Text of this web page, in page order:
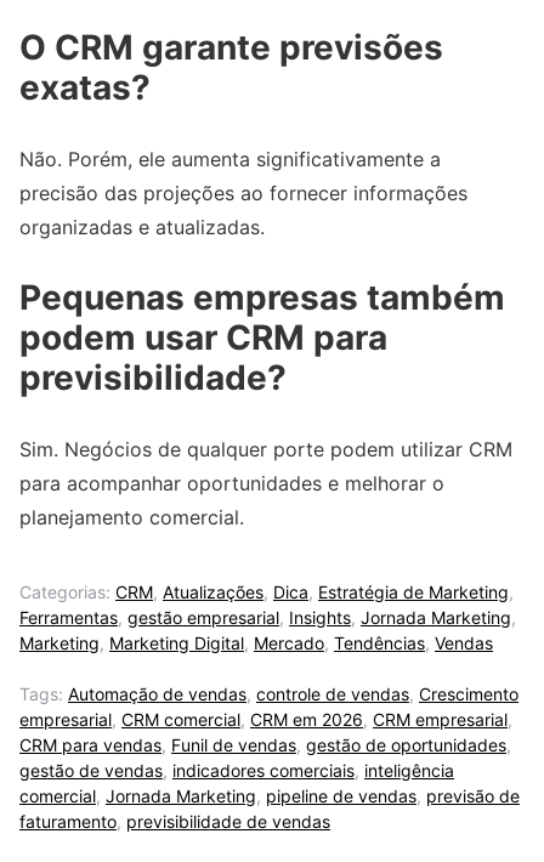
O CRM garante previsões
exatas?
Não. Porém, ele aumenta significativamente a
precisão das projeções ao fornecer informações
organizadas e atualizadas.
Pequenas empresas também
podem usar CRM para
previsibilidade?
Sim. Negócios de qualquer porte podem utilizar CRM
para acompanhar oportunidades e melhorar o
planejamento comercial.
Categorias: CRM, Atualizações, Dica, Estratégia de Marketing,
Ferramentas, gestão empresarial, Insights, Jornada Marketing,
Marketing, Marketing Digital, Mercado, Tendências, Vendas
Tags: Automação de vendas, controle de vendas, Crescimento
empresarial, CRM comercial, CRM em 2026, CRM empresarial,
CRM para vendas, Funil de vendas, gestão de oportunidades,
gestão de vendas, indicadores comerciais, inteligência
comercial, Jornada Marketing, pipeline de vendas, previsão de
faturamento, previsibilidade de vendas